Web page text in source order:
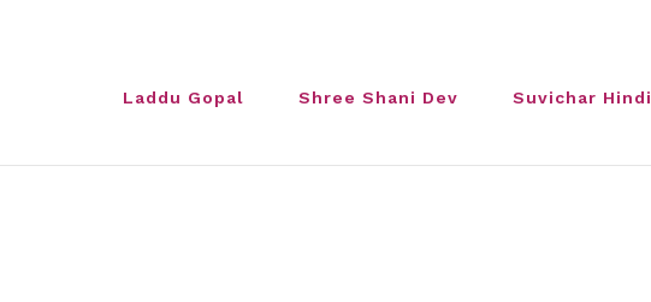
Laddu Gopal Shree Shani Dev Suvichar Hindi